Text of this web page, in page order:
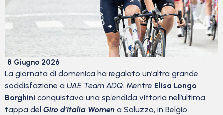
8 Giugno 2026
La giornata di domenica ha regalato un’altra grande
soddisfazione a UAE Team ADQ. Mentre Elisa Longo
Borghini conquistava una splendida vittoria nell’ultima
tappa del Giro d’Italia Women a Saluzzo, in Belgio